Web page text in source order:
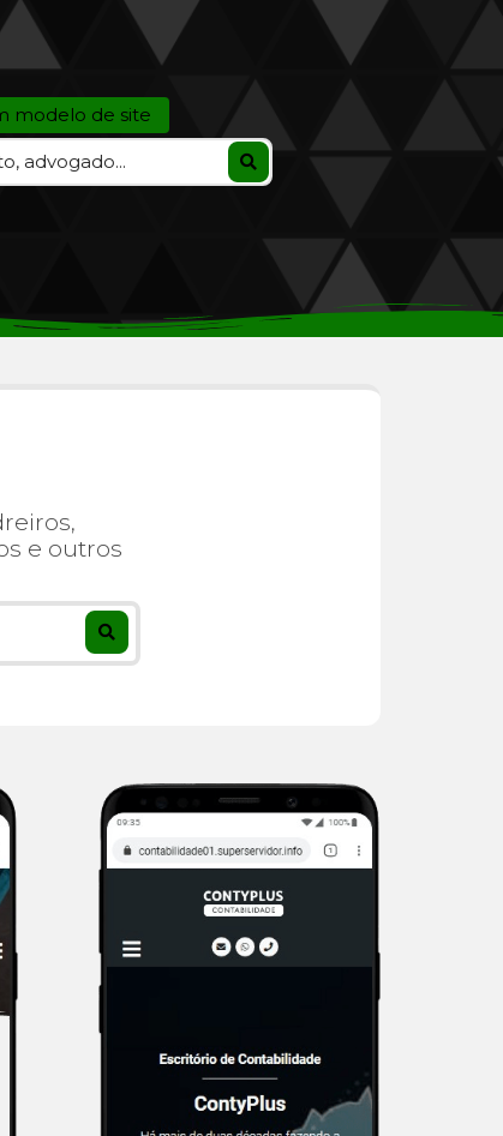
modelo de site
e outros